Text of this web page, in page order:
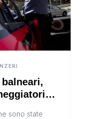
sono state